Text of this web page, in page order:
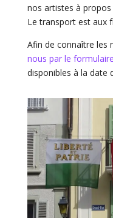
nos artistes à
Le transport est aux
Afin de connaître les
nous par le
disponibles à la date